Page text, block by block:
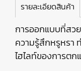
รายละเอียดสินค้า
การออกแบบที่สว
ความรู้สึกหรูหรา
ไฮไลท์ของการต